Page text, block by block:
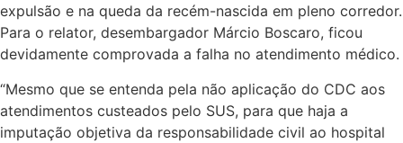
expulsão e na queda da recém-nascida em pleno corredor.
Para o relator, desembargador Márcio Boscaro, ficou
devidamente comprovada a falha no atendimento médico.
“Mesmo que se entenda pela não aplicação do CDC aos
atendimentos custeados pelo SUS, para que haja a
imputação objetiva da responsabilidade civil ao hospital